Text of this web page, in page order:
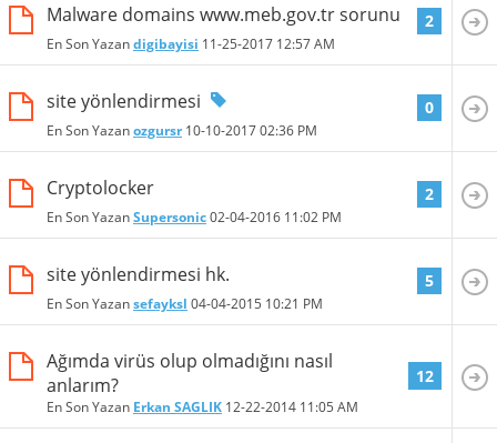
Malware domains www.meb.gov.tr sorunu
En Son Yazandigibayisi 11-25-2017 12:57 AM
2
site yönlendirmesi
En Son Yazanozgursr10-10-201702:36 PM
0
Cryptolocker
En Son YazanSupersonic02-04-2016 11:02 PM
2
site yönlendirmesi hk.
En Son Yazansefayksl 04-04-2015 10:21 PM
5
Ağımda virüs olup olmadığını nasıl
anlarım?
En Son Yazan Erkan SAGLIK 12-22-2014 11:05 AM
12